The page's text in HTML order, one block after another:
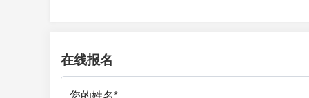
在线报名